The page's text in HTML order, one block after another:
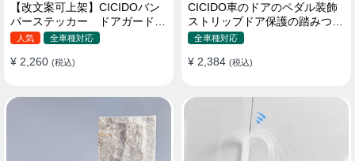
【改文案可上架】CICIDOバン
パーステッカー ドアガード
衝突防止プロテクター 耐スク
人気 全車種対応
¥ 2,260 (税込)
CICIDO車のドアのペダル装飾
ストリップドア保護の踏みつけ
防止
全車種対応
¥ 2,384 (税込)